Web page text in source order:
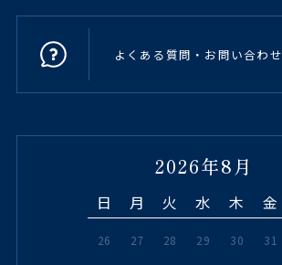
よくある質問・お問い合わせ
2026年8月
日 月 火 水 木 金
26 27 28 29 30 31